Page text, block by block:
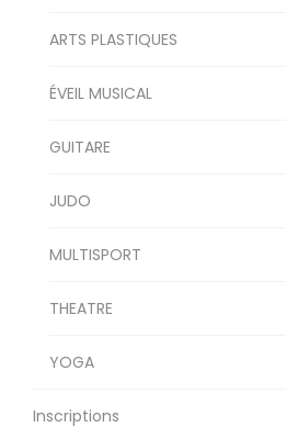
ARTS PLASTIQUES
ÉVEIL MUSICAL
GUITARE
JUDO
MULTISPORT
THEATRE
YOGA
Inscriptions